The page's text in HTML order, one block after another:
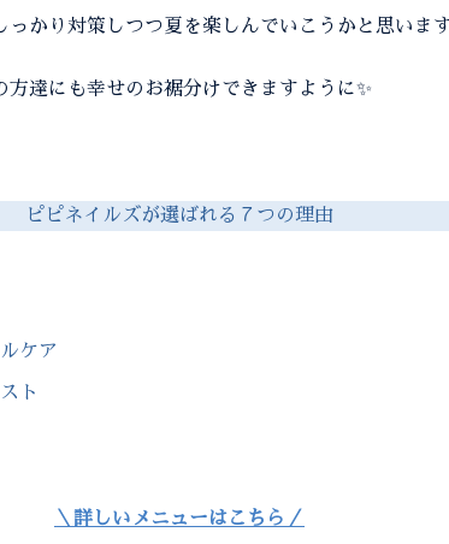
かり対策しつつ夏を楽しんでいこうかと思いま
達にも幸せのお裾分けできますように✨
ピピネイルズが選ばれる７つの理由
ケア
ト
＼詳しいメニューはこちら／